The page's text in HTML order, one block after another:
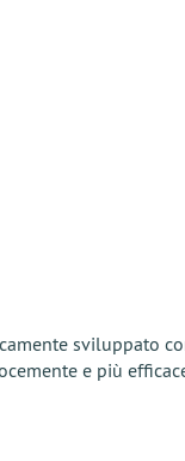
sviluppato
e più